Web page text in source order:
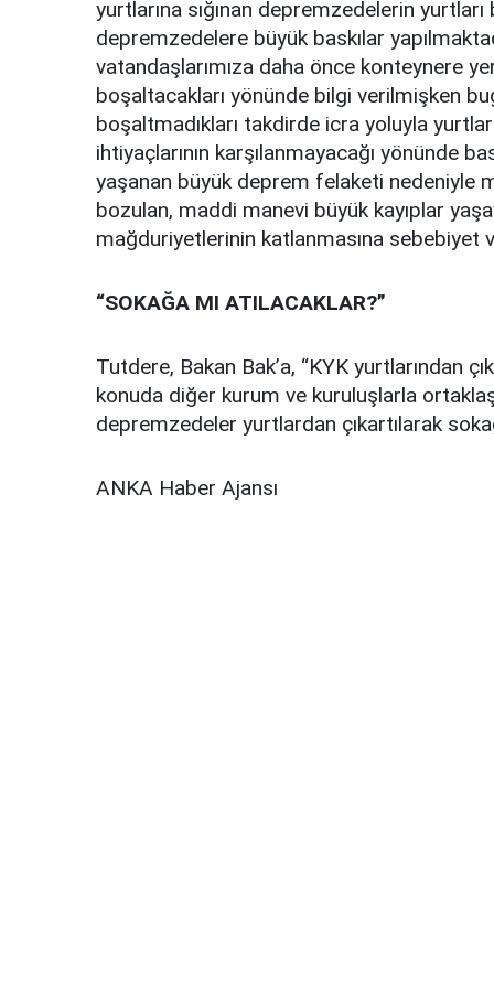
yurtlarına sığınan depremzedelerin
depremzedelere büyük baskılar
vatandaşlarımıza daha önce konteynere
boşaltacakları yönünde bilgi verilmişken
boşaltmadıkları takdirde icra yoluyla
ihtiyaçlarının karşılanmayacağı yönünde
yaşanan büyük deprem felaketi nedeniyle
bozulan, maddi manevi büyük kayıplar
mağduriyetlerinin katlanmasına sebebiyet
“SOKAĞA MI ATILACAKLAR?”
Tutdere, Bakan Bak’a, “KYK yurtlarından
konuda diğer kurum ve kuruluşlarla
depremzedeler yurtlardan çıkartılarak
ANKA Haber Ajansı